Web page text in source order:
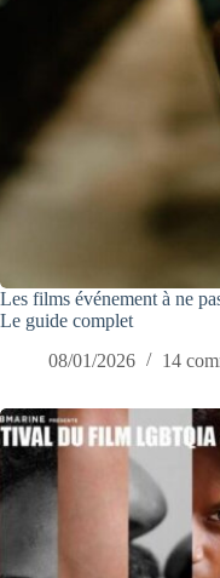
Les films événement à ne
Le guide complet
08/01/2026
14